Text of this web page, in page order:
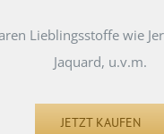
Lieblingsstoffe wie
Jaquard, u.v.m.
JETZT KAUFEN